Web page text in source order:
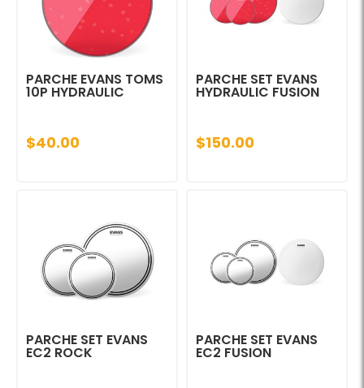
PARCHE EVANS TOMS
10P HYDRAULIC
$40.00
PARCHE SET EVANS
HYDRAULIC FUSION
$150.00
PARCHE SET EVANS
EC2 ROCK
PARCHE SET EVANS
EC2 FUSION